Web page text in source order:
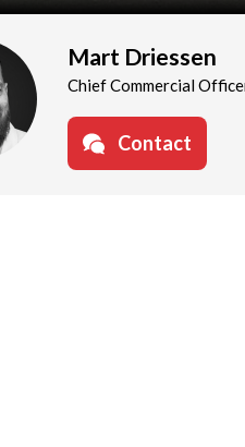
Mart Driessen
Chief Commercial
Contact